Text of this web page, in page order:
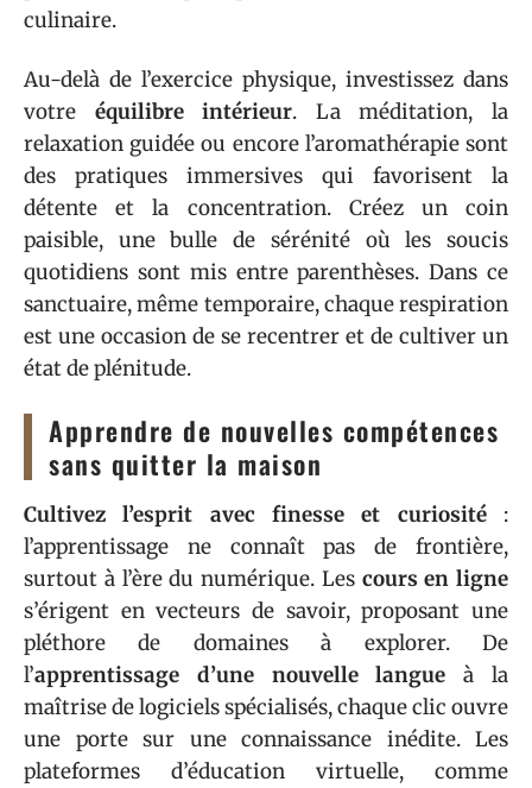
culinaire.
Au-delà de l’exercice physique, investissez dans
votre équilibre intérieur. La méditation, la
relaxation guidée ou encore l’aromathérapie sont
des pratiques immersives qui favorisent la
détente et la concentration. Créez un coin
paisible, une bulle de sérénité où les soucis
quotidiens sont mis entre parenthèses. Dans ce
sanctuaire, même temporaire, chaque respiration
est une occasion de se recentrer et de cultiver un
état de plénitude.
Apprendre de nouvelles compétences
sans quitter la maison
Cultivez l’esprit avec finesse et curiosité:
l’apprentissage ne connaît pas de frontière,
surtout à l’ère du numérique. Les cours en ligne
s’érigent en vecteurs de savoir, proposant une
pléthore de domaines à explorer. De
l’apprentissage d’une nouvelle langue à la
maîtrise de logiciels spécialisés, chaque clic ouvre
une porte sur une connaissance inédite. Les
plateformes d’éducation virtuelle, comme